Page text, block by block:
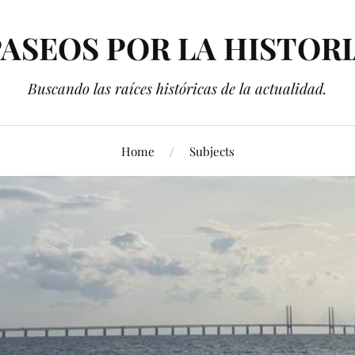
POR LA
Buscando las raíces históricas de la actualidad.
Home Subjects